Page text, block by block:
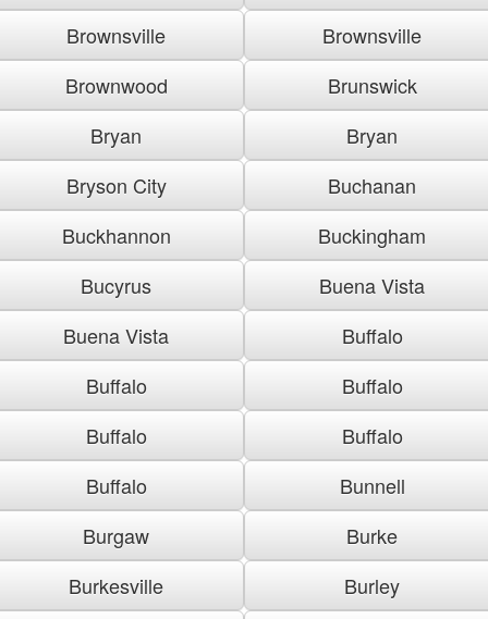
Brownsville
Brownsville
Brownwood
Brunswick
Bryan
Bryan
Bryson City
Buchanan
Buckhannon
Buckingham
Bucyrus
Buena Vista
Buena Vista
Buffalo
Buffalo
Buffalo
Buffalo
Buffalo
Buffalo
Bunnell
Burgaw
Burke
Burkesville
Burley